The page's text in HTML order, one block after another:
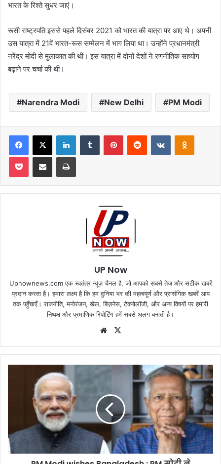
भारत के रिश्ते सुधर जाएं।
रूसी राष्ट्रपति इससे पहले दिसंबर 2021 को भारत की यात्रा पर आए थे। अपनी
उस यात्रा में 21वें भारत-रूस सम्मेलन में भाग लिया था। उन्होंने प्रधानमंत्री
नरेंद्र मोदी से मुलाकात की थी। इस यात्रा में दोनों देशों ने रणनीतिक सहयोग
बढ़ाने पर चर्चा की थी।
Narendra Modi New Delhi PM Modi
Facebook
X LinkedInTumblr PinterestReddit VKontakte
Pocket Share via Email Print
UP Now
Upnownews.com एक स्वतंत्र न्यूज़ चैनल है, जो आपको सबसे तेज और सटीक खबरें
प्रदान करता है। हमारा लक्ष्य है कि हम दुनिया भर की महत्वपूर्ण और प्रासंगिक खबरें आप
तक पहुँचाएँ। राजनीति, मनोरंजन, खेल, बिज़नेस, टेक्नोलॉजी, और अन्य विषयों पर हमारी
निष्पक्ष और प्रमाणिक रिपोर्टिंग हमें सबसे अलग बनाती है।
Website